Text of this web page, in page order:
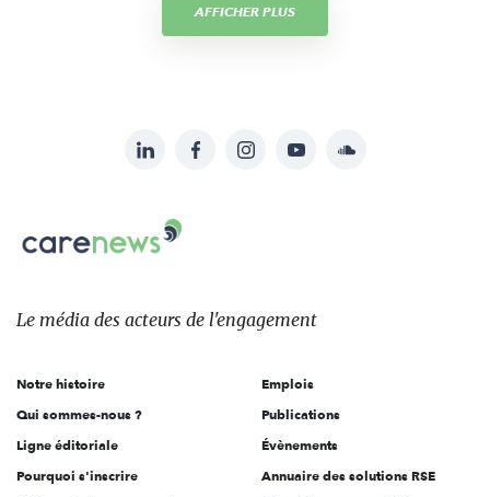
AFFICHER PLUS
sur:
LinkedInFacebookInstagramYouTubeSoundcloud
Carenews,
Le
des
l'engagement
Le média des acteurs de l'engagement
Notre histoire
Qui sommes-nous ?
Ligne éditoriale
Pourquoi s'inscrire
Emplois
Publications
Évènements
Annuaire des solutions RSE